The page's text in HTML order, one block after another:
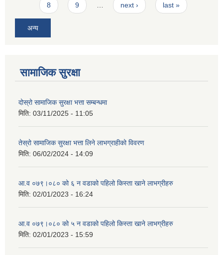
8 9 next › last »
अन्य
सामाजिक सुरक्षा
दोस्रो सामाजिक सुरक्षा भत्ता सम्बन्धमा
मिति: 03/11/2025 - 11:05
तेस्रो सामाजिक सुरक्षा भत्ता लिने लाभग्राहीको विवरण
मिति: 06/02/2024 - 14:09
आ.व ०७९।०८० को ६ न‌‍ वडाको पहिलो किस्ता खाने लाभग्रीहरु
मिति: 02/01/2023 - 16:24
आ.व ०७९।०८० को ५ न‌‍ वडाको पहिलो किस्ता खाने लाभग्रीहरु
मिति: 02/01/2023 - 15:59